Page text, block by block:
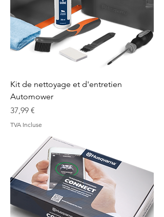
Kit de nettoyage et d'entretien
Automower
Prix
37,99 €
TVA Incluse